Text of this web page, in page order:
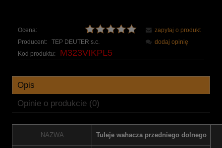
Ocena:
Producent:
TEP DEUTER s.c.
Kod produktu:
M323VIKPL5
zapytaj o produkt
dodaj opinię
Opis
Opinie o produkcie (0)
NAZWA Tuleje wahacza przedniego dolnego